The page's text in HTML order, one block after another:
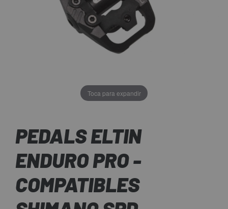
Toca para expandir
PEDALS ELTIN
ENDURO PRO -
COMPATIBLES